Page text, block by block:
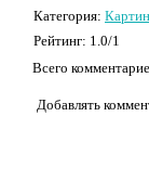
Категория:
Рейтинг: 1.0/1
Всего
Добавлять